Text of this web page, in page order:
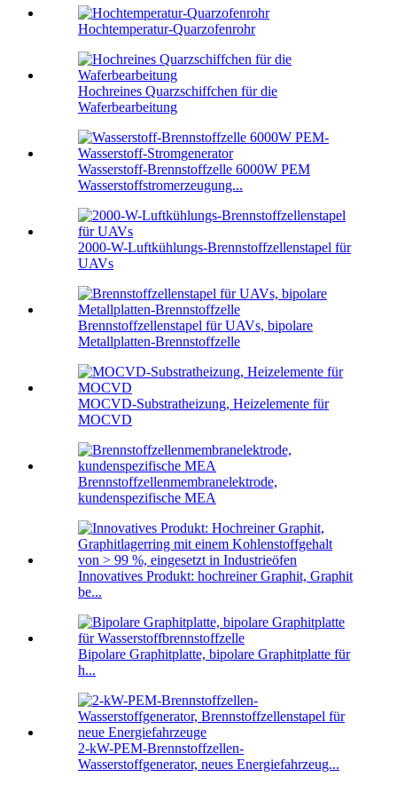
Hochtemperatur-Quarzofenrohr
Hochreines Quarzschiffchen für die
Waferbearbeitung
Wasserstoff-Brennstoffzelle 6000W PEM
Wasserstoffstromerzeugung...
2000-W-Luftkühlungs-Brennstoffzellenstapel für
UAVs
Brennstoffzellenstapel für UAVs, bipolare
Metallplatten-Brennstoffzelle
MOCVD-Substratheizung, Heizelemente für
MOCVD
Brennstoffzellenmembranelektrode,
kundenspezifische MEA
Innovatives Produkt: hochreiner Graphit, Graphit
be...
Bipolare Graphitplatte, bipolare Graphitplatte für
h...
2-kW-PEM-Brennstoffzellen-
Wasserstoffgenerator, neues Energiefahrzeug...